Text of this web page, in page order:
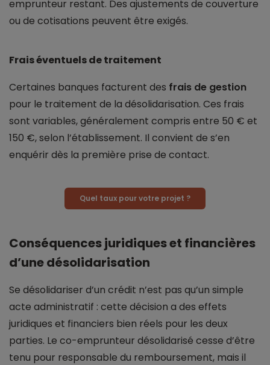
emprunteur restant. Des ajustements de couverture
ou de cotisations peuvent être exigés.
Frais éventuels de traitement
Certaines banques facturent des frais de gestion
pour le traitement de la désolidarisation. Ces frais
sont variables, généralement compris entre 50 € et
150 €, selon l’établissement. Il convient de s’en
enquérir dès la première prise de contact.
Quel taux pour votre projet ?
Conséquences juridiques et financières
d’une désolidarisation
Se désolidariser d’un crédit n’est pas qu’un simple
acte administratif : cette décision a des effets
juridiques et financiers bien réels pour les deux
parties. Le co-emprunteur désolidarisé cesse d’être
tenu pour responsable du remboursement, mais il